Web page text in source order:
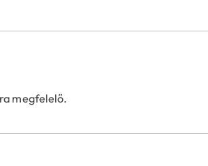
megfelelő.